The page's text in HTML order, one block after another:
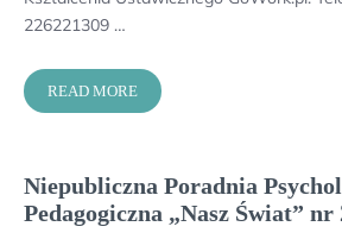
226221309 …
READ MORE
Niepubliczna Poradnia
Pedagogiczna „Nasz Świat” nr